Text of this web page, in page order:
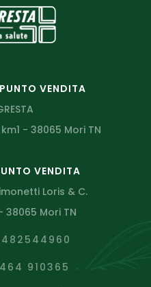
VENDITA
- 38065 Mori TN
VENDITA
Loris & C.
38065 Mori TN
910365